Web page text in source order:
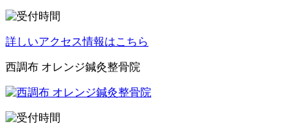
詳しいアクセス情報はこちら
西調布 オレンジ鍼灸整骨院